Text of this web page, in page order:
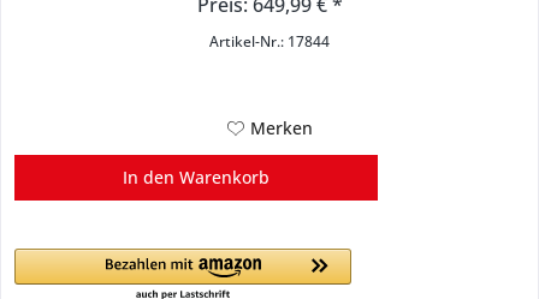
Artikel-Nr.: 17844
Merken
In den Warenkorb